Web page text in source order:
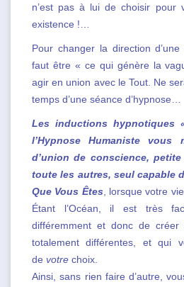
n’est pas à lui de choisir pour
existence !…
Pour changer la direction
faut être « ce qui génère la
agir en union avec le Tout. Ne
temps d’une séance d’hypnose…
Les inductions hypnotiques
l’Hypnose Humaniste vous
d’union de conscience,
toute les autres, seul capable
Que Vous Êtes, lorsque votre
Étant l’Océan, il est très
différemment et donc de créer
totalement différentes, et qui
de votre choix.
Ainsi, sans rien faire d’autre,